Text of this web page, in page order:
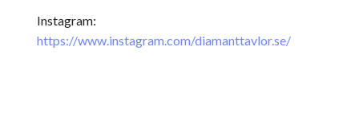
Instagram:
https://www.instagram.com/diamanttavlor.se/